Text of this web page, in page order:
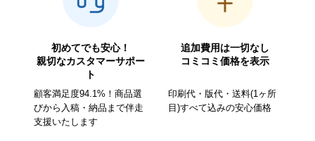
初めてでも安心！
親切なカスタマーサポー
ト
顧客満足度94.1%！商品選
びから入稿・納品まで伴走
支援いたします
追加費用は一切なし
コミコミ価格を表示
印刷代・版代・送料(1ヶ所
目)すべて込みの安心価格